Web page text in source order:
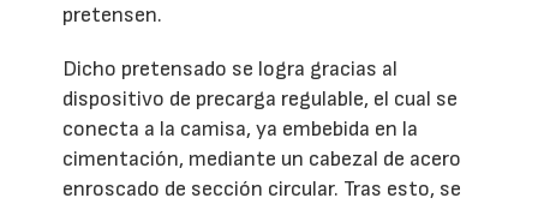
pretensen.
Dicho pretensado se logra gracias al
dispositivo de precarga regulable, el cual se
conecta a la camisa, ya embebida en la
cimentación, mediante un cabezal de acero
enroscado de sección circular. Tras esto, se